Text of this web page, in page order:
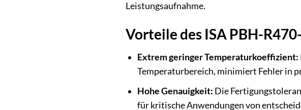
Leistungsaufnahme.
Vorteile des ISA PBH-
Extrem geringer Temperaturkoeffizient:
Temperaturbereich, minimiert Fehler in
Hohe Genauigkeit: Die
für kritische Anwendungen von